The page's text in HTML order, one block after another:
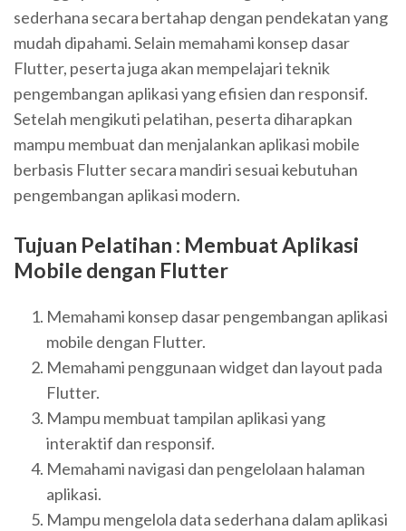
sederhana secara bertahap dengan pendekatan yang
mudah dipahami. Selain memahami konsep dasar
Flutter, peserta juga akan mempelajari teknik
pengembangan aplikasi yang efisien dan responsif.
Setelah mengikuti pelatihan, peserta diharapkan
mampu membuat dan menjalankan aplikasi mobile
berbasis Flutter secara mandiri sesuai kebutuhan
pengembangan aplikasi modern.
Tujuan Pelatihan : Membuat Aplikasi
Mobile dengan Flutter
Memahami konsep dasar pengembangan aplikasi
mobile dengan Flutter.
Memahami penggunaan widget dan layout pada
Flutter.
Mampu membuat tampilan aplikasi yang
interaktif dan responsif.
Memahami navigasi dan pengelolaan halaman
aplikasi.
Mampu mengelola data sederhana dalam aplikasi